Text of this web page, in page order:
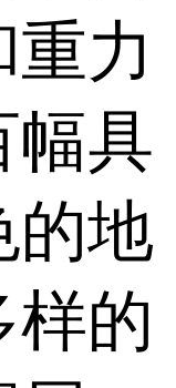
力
幅具
的地
样的